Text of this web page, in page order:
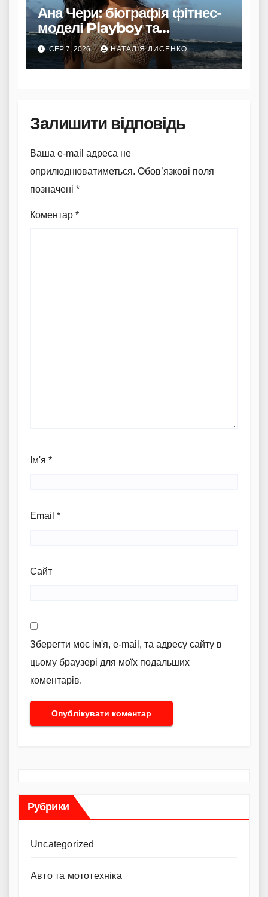
Ана Чери: біографія фітнес-
моделі Playboy та
Instagram
СЕР 7, 2026 НАТАЛІЯ ЛИСЕНКО
Залишити відповідь
Ваша e-mail адреса не
оприлюднюватиметься. Обов’язкові поля
позначені *
Коментар *
Ім'я *
Email *
Сайт
Зберегти моє ім'я, e-mail, та адресу сайту в
цьому браузері для моїх подальших
коментарів.
Рубрики
Uncategorized
Авто та мототехніка